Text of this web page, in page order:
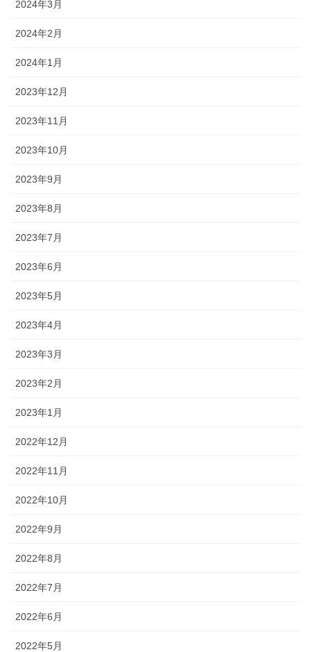
2024年3月
2024年2月
2024年1月
2023年12月
2023年11月
2023年10月
2023年9月
2023年8月
2023年7月
2023年6月
2023年5月
2023年4月
2023年3月
2023年2月
2023年1月
2022年12月
2022年11月
2022年10月
2022年9月
2022年8月
2022年7月
2022年6月
2022年5月